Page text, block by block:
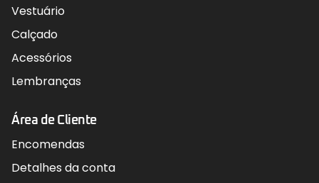
Vestuário
Calçado
Acessórios
Lembranças
Área de Cliente
Encomendas
Detalhes da conta